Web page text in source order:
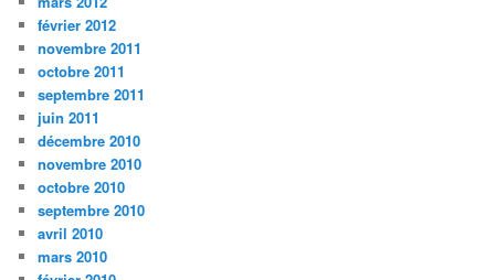
février 2012
novembre 2011
octobre 2011
septembre 2011
juin 2011
décembre 2010
novembre 2010
octobre 2010
septembre 2010
avril 2010
mars 2010